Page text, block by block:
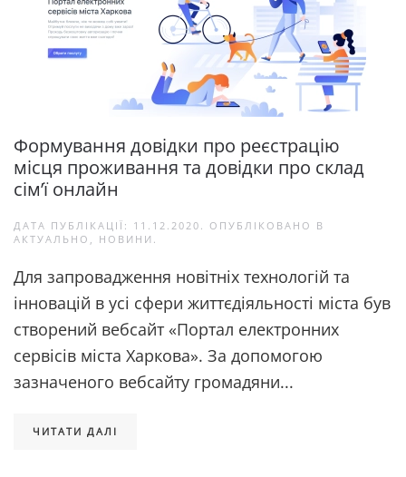
Формування довідки про реєстрацію
місця проживання та довідки про склад
сім’ї онлайн
ДАТА ПУБЛІКАЦІЇ: 11.12.2020 . ОПУБЛІКОВАНО В
АКТУАЛЬНО , НОВИНИ .
Для запровадження новітніх технологій та
інновацій в усі сфери життєдіяльності міста був
створений вебсайт «Портал електронних
сервісів міста Харкова». За допомогою
зазначеного вебсайту громадяни...
ЧИТАТИ ДАЛІ